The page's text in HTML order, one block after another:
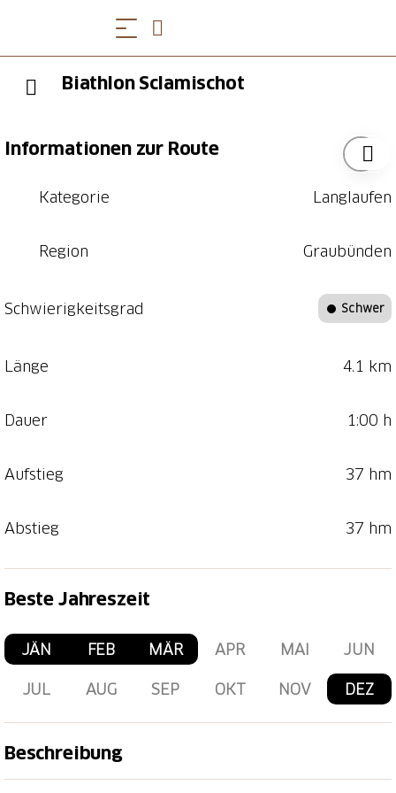
Biathlon Sclamischot
Informationen zur Route
Kategorie Langlaufen
Region Graubünden
Schwierigkeitsgrad Schwer
Länge 4.1 km
Dauer 1:00 h
Aufstieg 37 hm
Abstieg 37 hm
Beste Jahreszeit
JÄN FEB MÄR APR MAI JUN
JUL AUG SEP OKT NOV DEZ
Beschreibung